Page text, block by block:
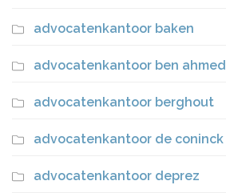
advocatenkantoor baken
advocatenkantoor ben ahmed
advocatenkantoor berghout
advocatenkantoor de coninck
advocatenkantoor deprez